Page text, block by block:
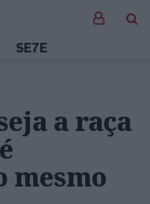
SE7E
a raça
mesmo